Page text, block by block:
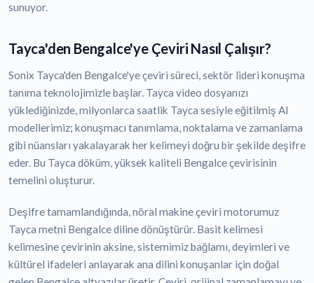
sunuyor.
Tayca'den Bengalce'ye Çeviri Nasıl Çalışır?
Sonix Tayca'den Bengalce'ye çeviri süreci, sektör lideri konuşma
tanıma teknolojimizle başlar. Tayca video dosyanızı
yüklediğinizde, milyonlarca saatlik Tayca sesiyle eğitilmiş AI
modellerimiz; konuşmacı tanımlama, noktalama ve zamanlama
gibi nüansları yakalayarak her kelimeyi doğru bir şekilde deşifre
eder. Bu Tayca döküm, yüksek kaliteli Bengalce çevirisinin
temelini oluşturur.
Deşifre tamamlandığında, nöral makine çeviri motorumuz
Tayca metni Bengalce diline dönüştürür. Basit kelimesi
kelimesine çevirinin aksine, sistemimiz bağlamı, deyimleri ve
kültürel ifadeleri anlayarak ana dilini konuşanlar için doğal